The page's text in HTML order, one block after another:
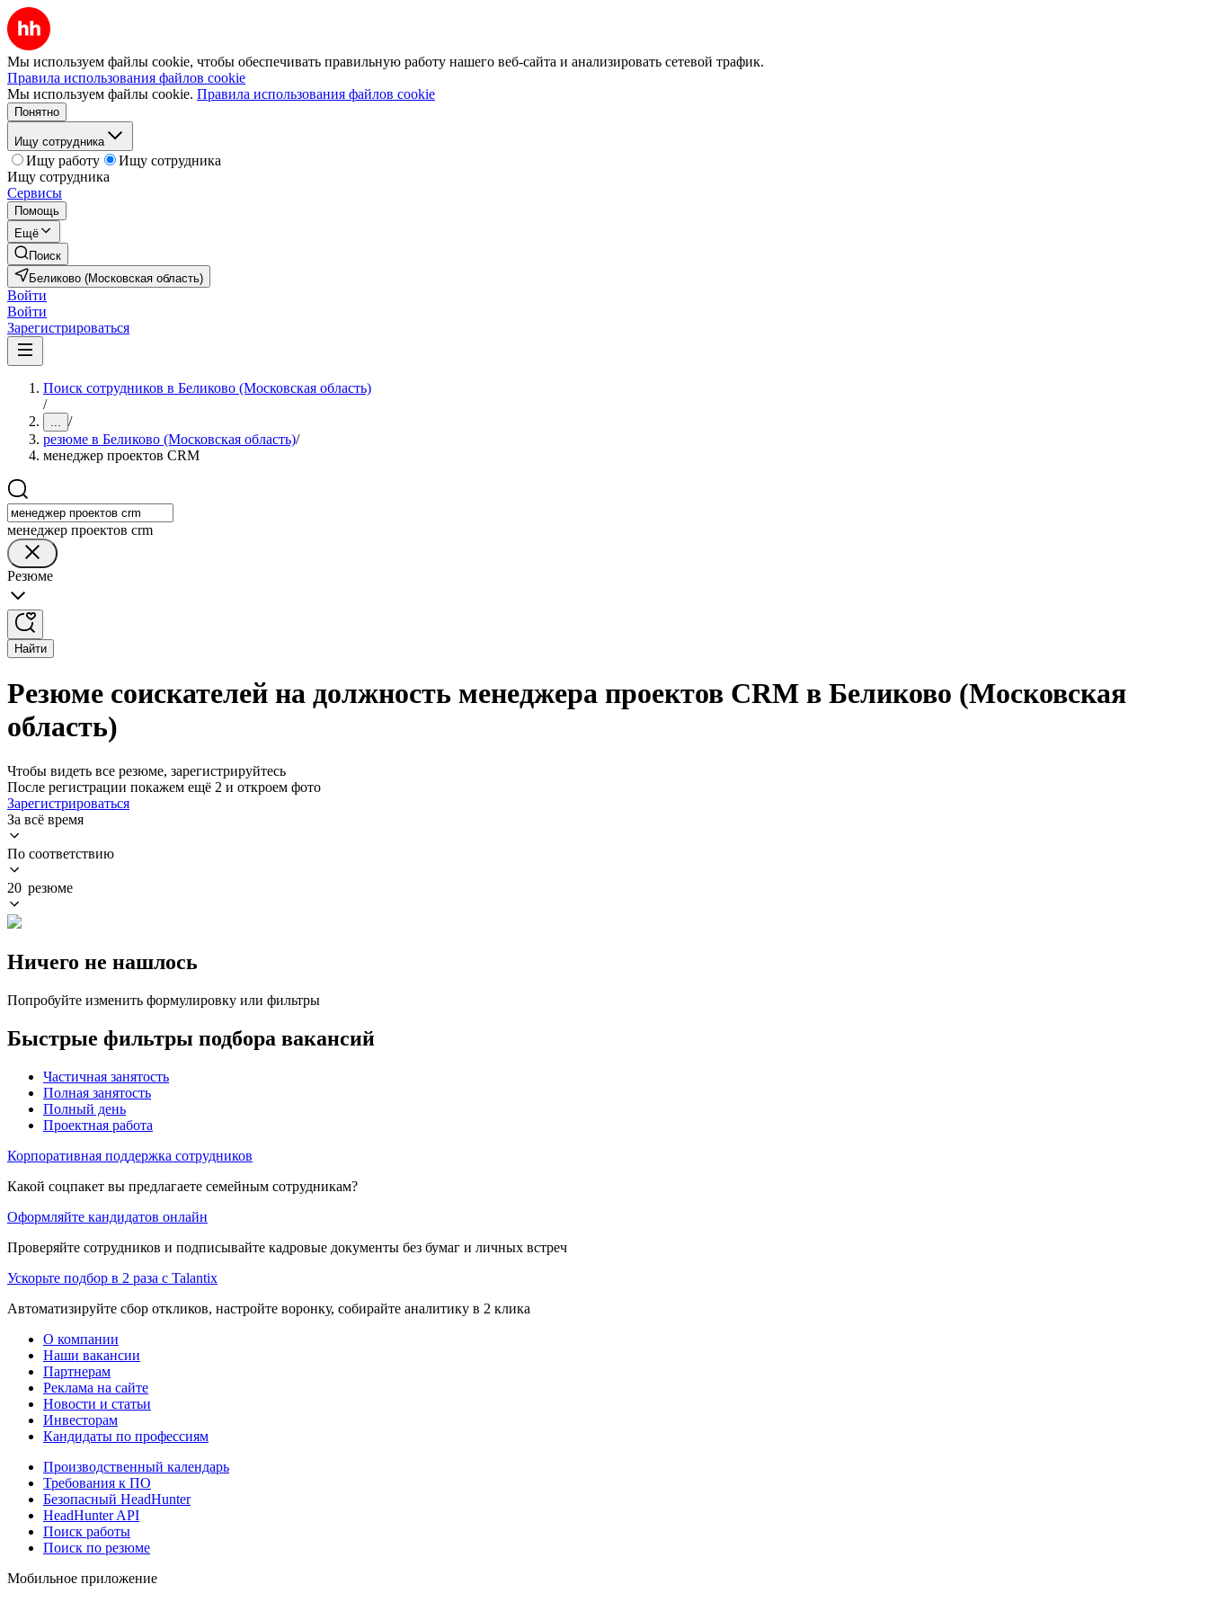
Мы используем файлы cookie, чтобы обеспечивать правильную работу нашего веб-сайта и анализировать сетевой трафик.
Правила использования файлов cookie
Мы используем файлы cookie. Правила использования файлов cookie
Понятно
Ищу сотрудника
Ищу работу
Ищу сотрудника
Ищу сотрудника
Сервисы
Помощь
Ещё
Поиск
Беликово (Московская область)
Войти
Войти
Зарегистрироваться
Поиск сотрудников в Беликово (Московская область)
/
... /
резюме в Беликово (Московская область)/
менеджер проектов CRM
менеджер проектов crm
Резюме
Найти
Резюме соискателей на должность менеджера проектов CRM в Беликово (Московская
область)
Чтобы видеть все резюме, зарегистрируйтесь
После регистрации покажем ещё 2 и откроем фото
Зарегистрироваться
За всё время
По соответствию
20 резюме
Ничего не нашлось
Попробуйте изменить формулировку или фильтры
Быстрые фильтры подбора вакансий
Частичная занятость
Полная занятость
Полный день
Проектная работа
Корпоративная поддержка сотрудников
Какой соцпакет вы предлагаете семейным сотрудникам?
Оформляйте кандидатов онлайн
Проверяйте сотрудников и подписывайте кадровые документы без бумаг и личных встреч
Ускорьте подбор в 2 раза с Talantix
Автоматизируйте сбор откликов, настройте воронку, собирайте аналитику в 2 клика
О компании
Наши вакансии
Партнерам
Реклама на сайте
Новости и статьи
Инвесторам
Кандидаты по профессиям
Производственный календарь
Требования к ПО
Безопасный HeadHunter
HeadHunter API
Поиск работы
Поиск по резюме
Мобильное приложение